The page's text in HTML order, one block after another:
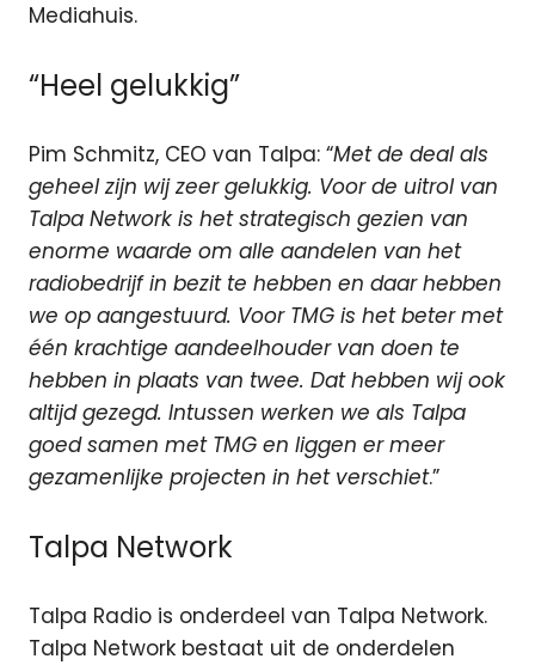
Mediahuis.
“Heel gelukkig”
Pim Schmitz, CEO van Talpa: “Met de deal als
geheel zijn wij zeer gelukkig. Voor de uitrol van
Talpa Network is het strategisch gezien van
enorme waarde om alle aandelen van het
radiobedrijf in bezit te hebben en daar hebben
we op aangestuurd. Voor TMG is het beter met
één krachtige aandeelhouder van doen te
hebben in plaats van twee. Dat hebben wij ook
altijd gezegd. Intussen werken we als Talpa
goed samen met TMG en liggen er meer
gezamenlijke projecten in het verschiet.”
Talpa Network
Talpa Radio is onderdeel van Talpa Network.
Talpa Network bestaat uit de onderdelen